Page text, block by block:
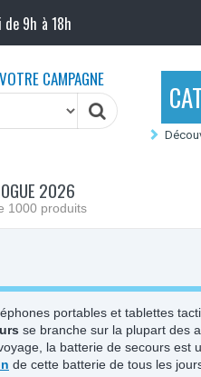
9h à 18h
CAMPAGNE
2026
1000 produits
portables et tablettes
se branche sur la plupart des
la batterie de secours est
de cette batterie de tous les